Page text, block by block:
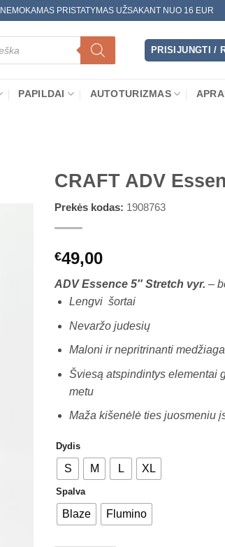
NEMOKAMAS PRISTATYMAS UŽSAKANT NUO 16 EUR
PRISIJUNGTI /
PAPILDAI AUTOTURIZMAS
CRAFT ADV
Prekės kodas: 1908763
€49,00
ADV Essence 5″ Stretch vyr. –
Lengvi šortai
Nevaržo judesių
Maloni ir nepritrinanti medžiaga
Šviesą atspindintys elementai
metu
Maža kišenėlė ties juosmeniu
Dydis
S M L XL
Spalva
Blaze Flumino